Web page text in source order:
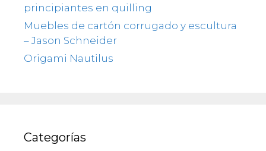
principiantes en quilling
Muebles de cartón corrugado y escultura
– Jason Schneider
Origami Nautilus
Categorías